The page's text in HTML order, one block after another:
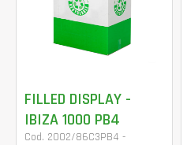
FILLED DISPLAY -
IBIZA 1000 PB4
Cod. 2002/86C3PB4 -